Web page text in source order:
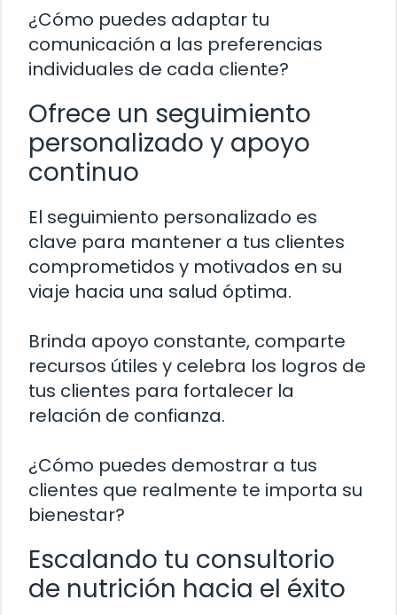
¿Cómo puedes adaptar tu
comunicación a las preferencias
individuales de cada cliente?
Ofrece un seguimiento
personalizado y apoyo
continuo
El seguimiento personalizado es
clave para mantener a tus clientes
comprometidos y motivados en su
viaje hacia una salud óptima.
Brinda apoyo constante, comparte
recursos útiles y celebra los logros de
tus clientes para fortalecer la
relación de confianza.
¿Cómo puedes demostrar a tus
clientes que realmente te importa su
bienestar?
Escalando tu consultorio
de nutrición hacia el éxito